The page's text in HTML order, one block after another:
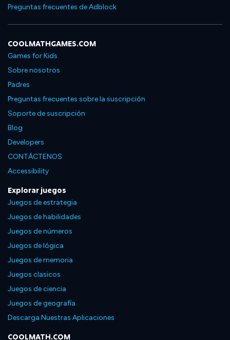
Preguntas frecuentes de Adblock
COOLMATHGAMES.COM
Games for Kids
Sobre nosotros
Padres
Preguntas frecuentes sobre la suscripción
Soporte de suscripción
Blog
Developers
CONTÁCTENOS
Accessibility
Explorar juegos
Juegos de estrategia
Juegos de habilidades
Juegos de números
Juegos de lógica
Juegos de memoria
Juegos clasicos
Juegos de ciencia
Juegos de geografía
Descarga Nuestras Aplicaciones
COOLMATH.COM